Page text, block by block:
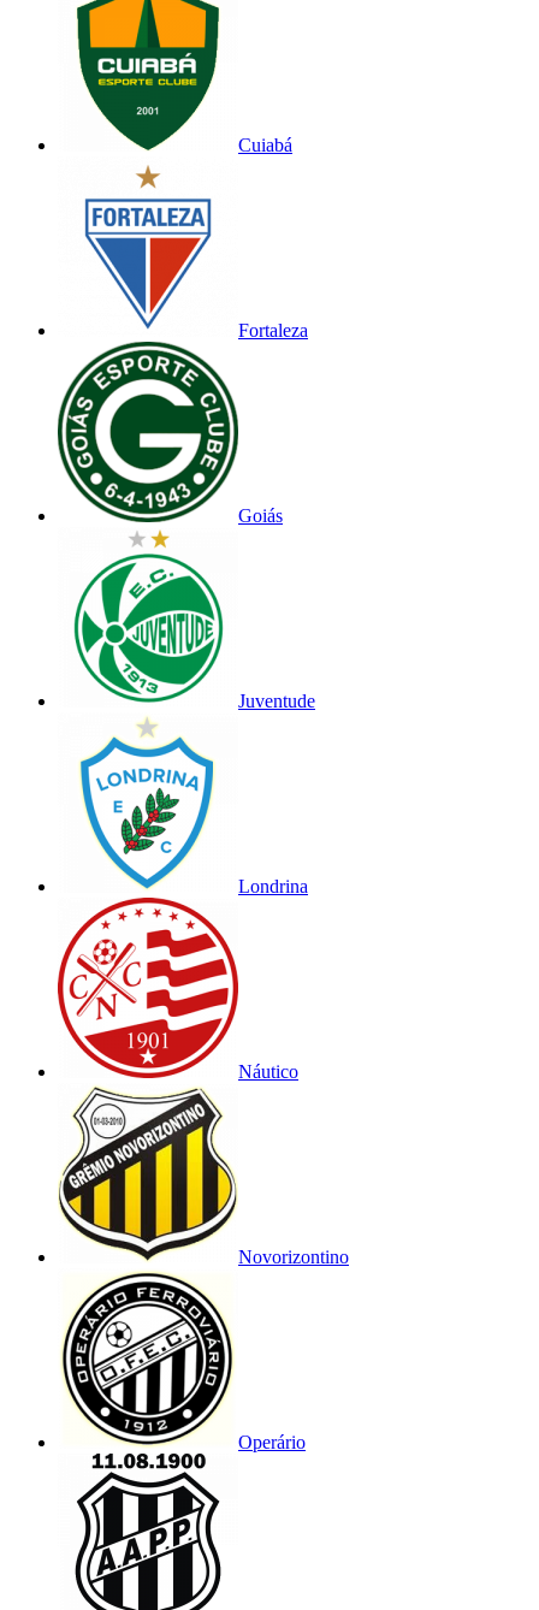
Cuiabá
Fortaleza
Goiás
Juventude
Londrina
Náutico
Novorizontino
Operário